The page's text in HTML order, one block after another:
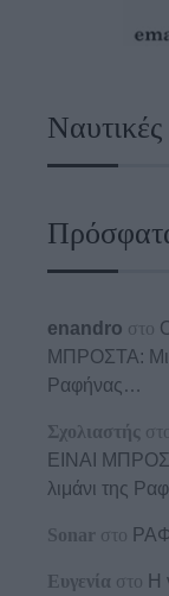
Ναυτικές
enandro στο
ΜΠΡΟΣΤΑ: Μια
Ραφήνας…
Σχολιαστής
ΕΙΝΑΙ
λιμάνι της
Sonar στο
Ευγενία στο Η